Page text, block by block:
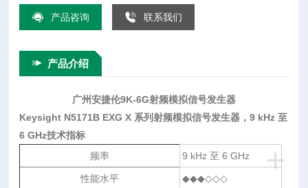
产品咨询 联系我们
产品介绍
广州安捷伦9K-6G射频模拟信号发生器
Keysight N5171B EXG X 系列射频模拟信号发生器，9 kHz 至
6 GHz技术指标
+
频率 9 kHz 至 6 GHz
性能水平 ◆◆◆◇◇◇